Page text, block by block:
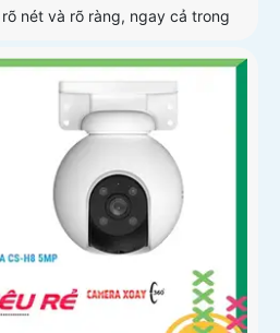
nét và rõ ràng, ngay cả trong